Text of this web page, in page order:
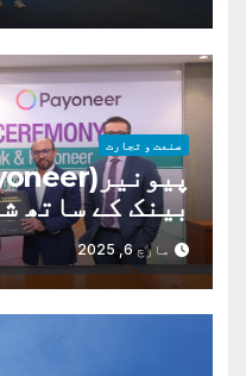
صنعت و تجارت
بینک کے ساتھ
مارچ 6, 2025